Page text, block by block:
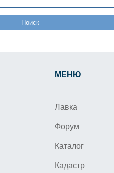
Поиск
МЕНЮ
Лавка
Форум
Каталог
Кадастр